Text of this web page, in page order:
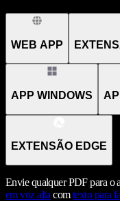
WEB APP
APP WINDOWS
EXTENSÃO EDGE
Envie qualquer PDF para o
em voz alta comtexto para